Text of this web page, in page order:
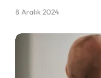
8 Aralık 2024